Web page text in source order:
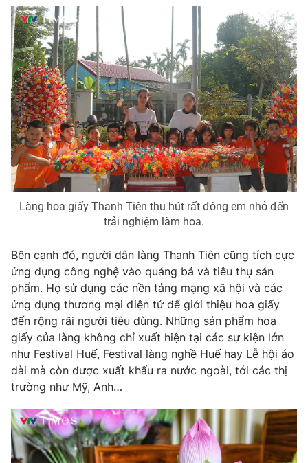
Làng hoa giấy Thanh Tiên thu hút rất đông em nhỏ đến
trải nghiệm làm hoa.
Bên cạnh đó, người dân làng Thanh Tiên cũng tích cực
ứng dụng công nghệ vào quảng bá và tiêu thụ sản
phẩm. Họ sử dụng các nền tảng mạng xã hội và các
ứng dụng thương mại điện tử để giới thiệu hoa giấy
đến rộng rãi người tiêu dùng. Những sản phẩm hoa
giấy của làng không chỉ xuất hiện tại các sự kiện lớn
như Festival Huế, Festival làng nghề Huế hay Lễ hội áo
dài mà còn được xuất khẩu ra nước ngoài, tới các thị
trường như Mỹ, Anh…